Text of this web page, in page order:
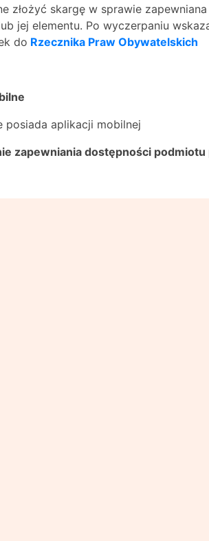
złożyć skargę w sprawie
jej elementu. Po wyczerpaniu
do Rzecznika Praw Obywatelskich
posiada aplikacji mobilnej
zapewniania dostępności